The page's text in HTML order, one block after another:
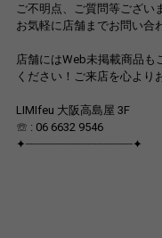
ご不明点、ご質問等ござい
お気軽に店舗までお問い合
店舗にはWeb未掲載商品も
ください！ご来店を心より
LIMIfeu 大阪高島屋 3F
☏ : 06 6632 9546
✦┈┈┈┈┈┈┈┈┈┈┈┈┈┈┈✦